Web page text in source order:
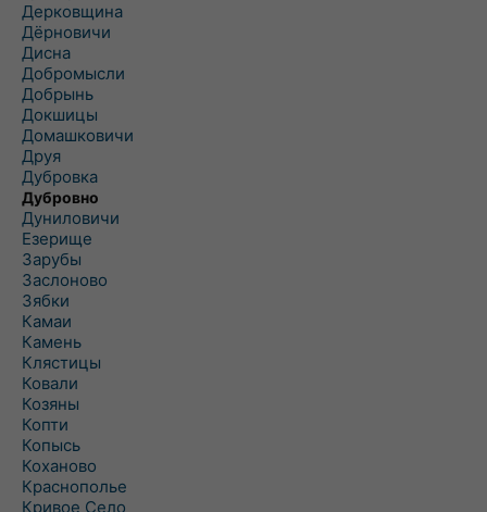
Дерковщина
Дёрновичи
Дисна
Добромысли
Добрынь
Докшицы
Домашковичи
Друя
Дубровка
Дубровно
Дуниловичи
Езерище
Зарубы
Заслоново
Зябки
Камаи
Камень
Клястицы
Ковали
Козяны
Копти
Копысь
Коханово
Краснополье
Кривое Село